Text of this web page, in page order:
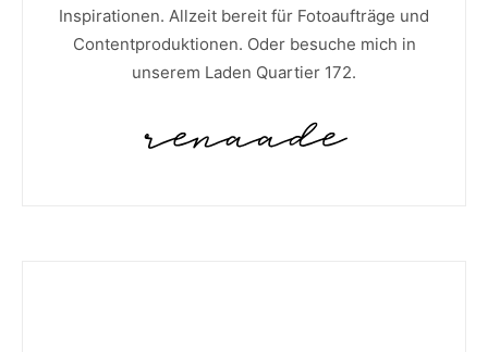
Inspirationen. Allzeit bereit für Fotoaufträge und
Contentproduktionen. Oder besuche mich in
unserem Laden Quartier 172.